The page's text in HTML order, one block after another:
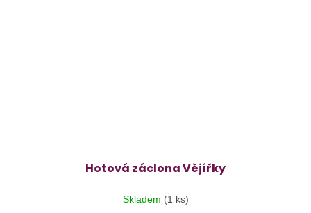
Hotová záclona Vějířky
Skladem (1 ks)